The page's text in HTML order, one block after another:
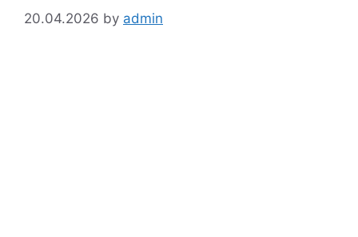
20.04.2026 by admin